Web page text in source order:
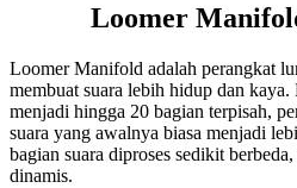
Loomer
Loomer Manifold adalah perangkat
membuat suara lebih hidup dan kaya.
menjadi hingga 20 bagian terpisah,
suara yang awalnya biasa menjadi
bagian suara diproses sedikit
dinamis.